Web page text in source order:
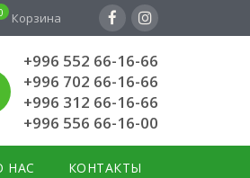
Корзина
+996 552 66-16-66
+996 702 66-16-66
+996 312 66-16-66
+996 556 66-16-00
НАС КОНТАКТЫ